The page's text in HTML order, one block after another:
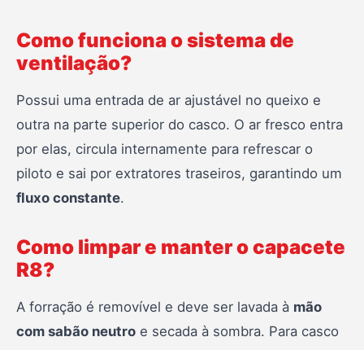
Como funciona o sistema de
ventilação?
Possui uma entrada de ar ajustável no queixo e
outra na parte superior do casco. O ar fresco entra
por elas, circula internamente para refrescar o
piloto e sai por extratores traseiros, garantindo um
fluxo constante.
Como limpar e manter o capacete
R8?
A forração é removível e deve ser lavada à mão
com sabão neutro e secada à sombra. Para casco